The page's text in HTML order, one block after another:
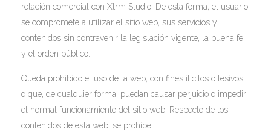
relación comercial con Xtrm Studio. De esta forma, el usuario
se compromete a utilizar el sitio web, sus servicios y
contenidos sin contravenir la legislación vigente, la buena fe
y el orden público.
Queda prohibido el uso de la web, con fines ilícitos o lesivos,
o que, de cualquier forma, puedan causar perjuicio o impedir
el normal funcionamiento del sitio web. Respecto de los
contenidos de esta web, se prohíbe: